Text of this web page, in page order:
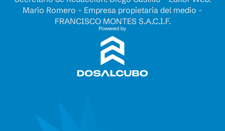
Mario Romero - Empresa propietaria del medio -
FRANCISCO MONTES S.A.C.I.F.